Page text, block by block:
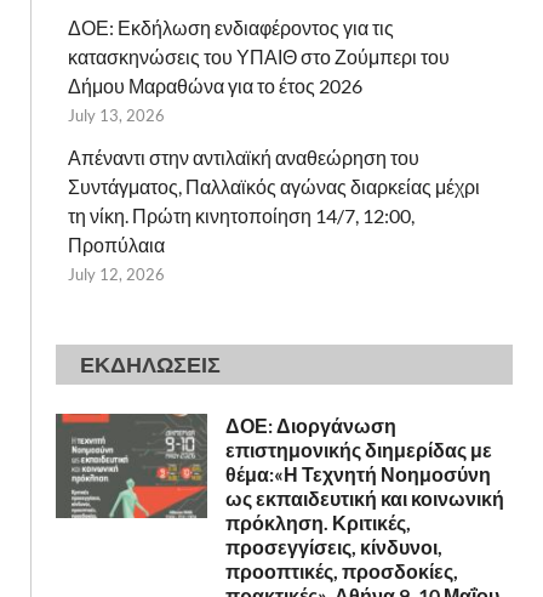
ΔΟΕ: Εκδήλωση ενδιαφέροντος για τις
κατασκηνώσεις του ΥΠΑΙΘ στο Ζούμπερι του
Δήμου Μαραθώνα για το έτος 2026
July 13, 2026
Απέναντι στην αντιλαϊκή αναθεώρηση του
Συντάγματος, Παλλαϊκός αγώνας διαρκείας μέχρι
τη νίκη. Πρώτη κινητοποίηση 14/7, 12:00,
Προπύλαια
July 12, 2026
ΕΚΔΗΛΩΣΕΙΣ
ΔΟΕ: Διοργάνωση
επιστημονικής διημερίδας με
θέμα:«Η Τεχνητή Νοημοσύνη
ως εκπαιδευτική και κοινωνική
πρόκληση. Κριτικές,
προσεγγίσεις, κίνδυνοι,
προοπτικές, προσδοκίες,